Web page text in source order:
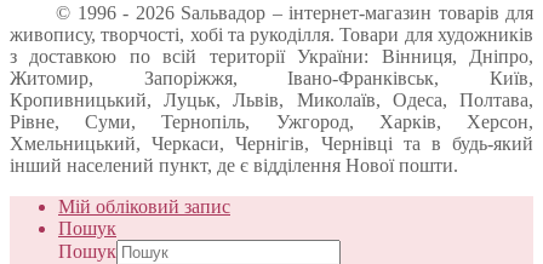
© 1996 - 2026 Sальвадор – інтернет-магазин товарів для
живопису, творчості, хобі та рукоділля. Товари для художників
з доставкою по всій території України: Вінниця, Дніпро,
Житомир, Запоріжжя, Івано-Франківськ, Київ,
Кропивницький, Луцьк, Львів, Миколаїв, Одеса, Полтава,
Рівне, Суми, Тернопіль, Ужгород, Харків, Херсон,
Хмельницький, Черкаси, Чернігів, Чернівці та в будь-який
інший населений пункт, де є відділення Нової пошти.
Мій обліковий запис
Пошук
Пошук